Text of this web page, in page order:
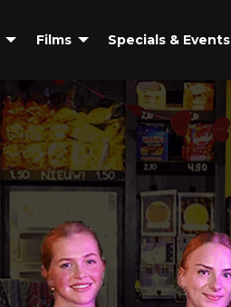
Films Specials & Events